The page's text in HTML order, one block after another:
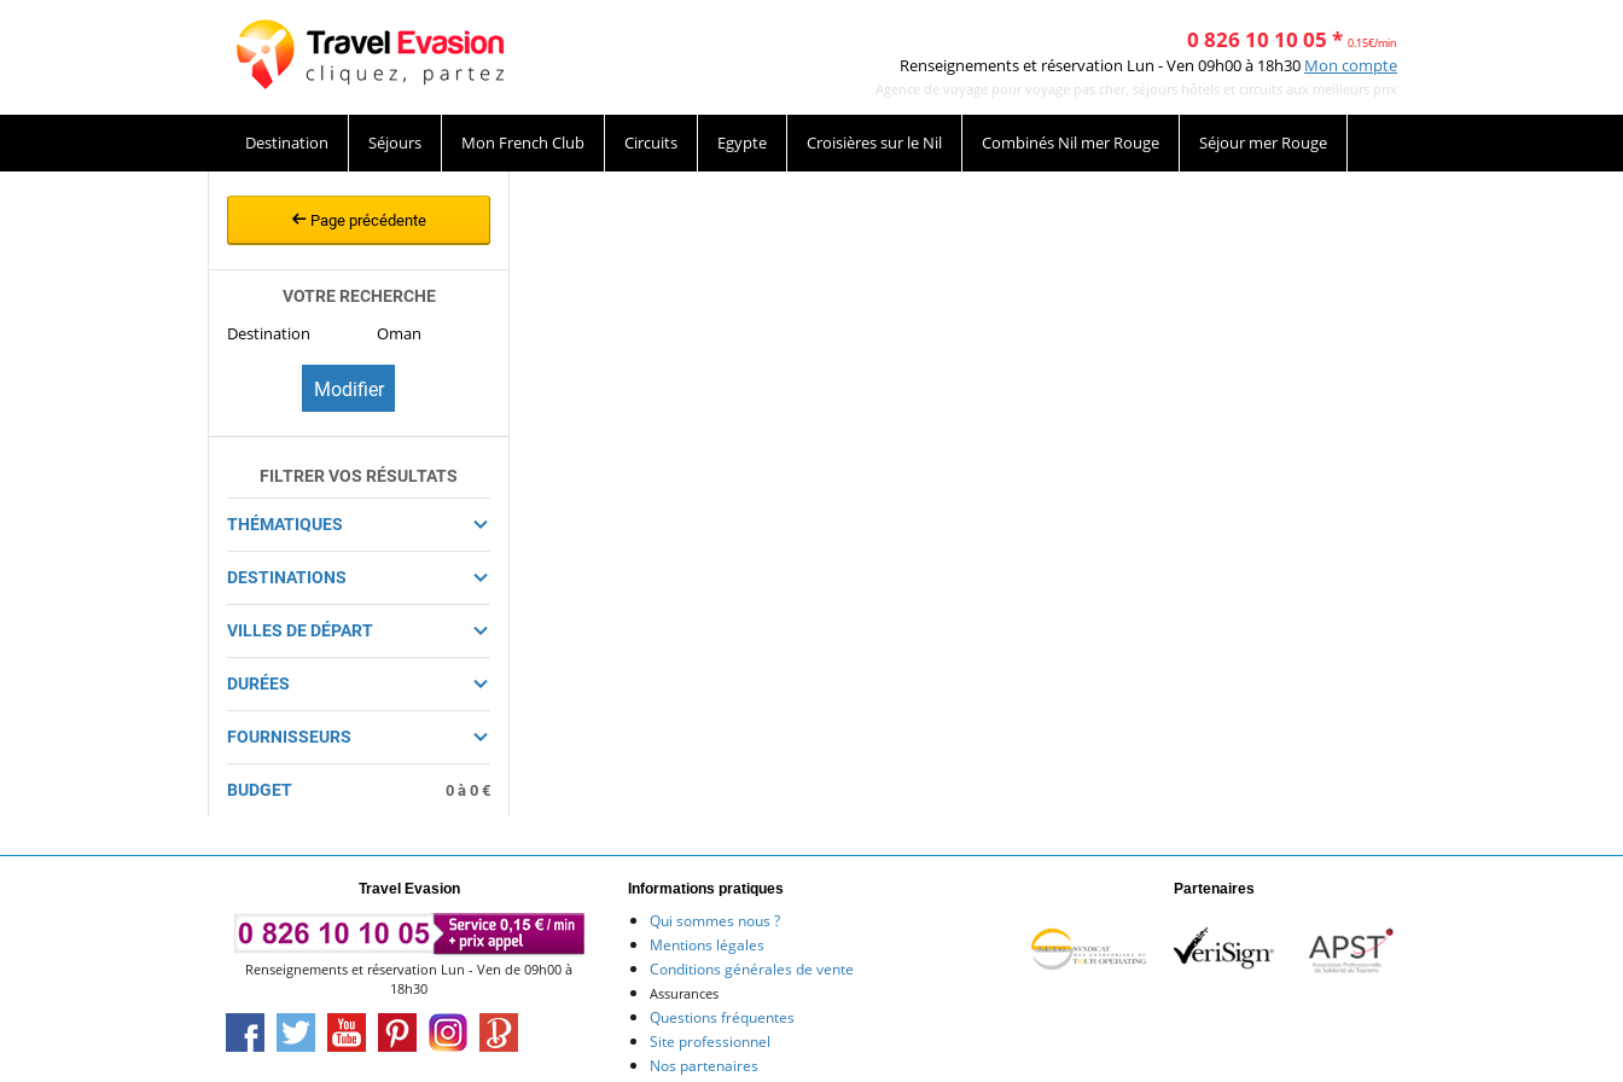
0 826 10 10 05 * 0.15€/min
Renseignements et réservation Lun - Ven 09h00 à 18h30 Mon compte
Agence de voyage pour voyage pas cher, séjours hôtels et circuits aux meilleurs prix
Destination Séjours Mon French Club Circuits Egypte Croisières sur le Nil Combinés Nil mer Rouge Séjour mer Rouge
Page précédente
VOTRE RECHERCHE
Destination Oman
FILTRER VOS RÉSULTATS
THÉMATIQUES
DESTINATIONS
VILLES DE DÉPART
DURÉES
FOURNISSEURS
BUDGET 0 à 0 €
Travel Evasion
Renseignements et réservation Lun - Ven de 09h00 à
18h30
Informations pratiques
Qui sommes nous ?
Mentions légales
Conditions générales de vente
Assurances
Questions fréquentes
Site professionnel
Nos partenaires
Partenaires